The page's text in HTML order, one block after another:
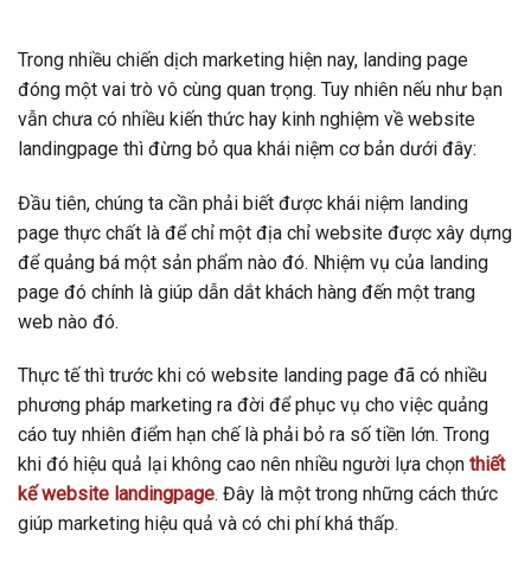
Trong nhiều chiến dịch marketing hiện nay, landing page
đóng một vai trò vô cùng quan trọng. Tuy nhiên nếu như bạn
vẫn chưa có nhiều kiến thức hay kinh nghiệm về website
landingpage thì đừng bỏ qua khái niệm cơ bản dưới đây:
Đầu tiên, chúng ta cần phải biết được khái niệm landing
page thực chất là để chỉ một địa chỉ website được xây dựng
để quảng bá một sản phẩm nào đó. Nhiệm vụ của landing
page đó chính là giúp dẫn dắt khách hàng đến một trang
web nào đó.
Thực tế thì trước khi có website landing page đã có nhiều
phương pháp marketing ra đời để phục vụ cho việc quảng
cáo tuy nhiên điểm hạn chế là phải bỏ ra số tiền lớn. Trong
khi đó hiệu quả lại không cao nên nhiều người lựa chọn thiết
kế website landingpage. Đây là một trong những cách thức
giúp marketing hiệu quả và có chi phí khá thấp.